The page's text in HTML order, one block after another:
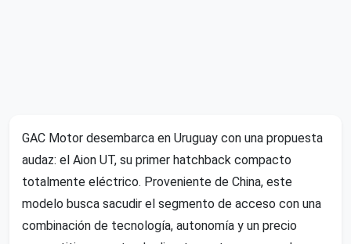
GAC Motor desembarca en Uruguay con una propuesta
audaz: el Aion UT, su primer hatchback compacto
totalmente eléctrico. Proveniente de China, este
modelo busca sacudir el segmento de acceso con una
combinación de tecnología, autonomía y un precio